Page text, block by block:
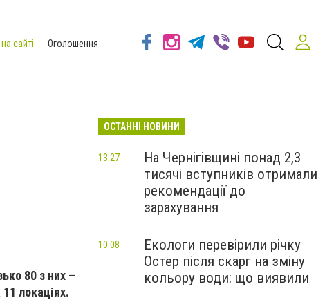
сайті
Оголошення
80 з них –
локаціях.
ОСТАННІ НОВИНИ
На Чернігівщині понад 2,3
тисячі вступників отримали
рекомендації до
зарахування
13:27
Екологи перевірили річку
Остер після скарг на зміну
кольору води: що виявили
10:08